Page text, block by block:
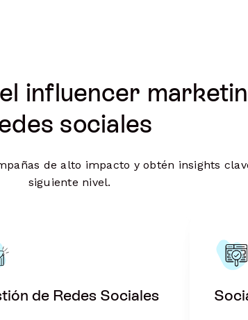
influencer
sociales
de alto impacto y obtén insights
siguiente nivel.
de Redes Sociales